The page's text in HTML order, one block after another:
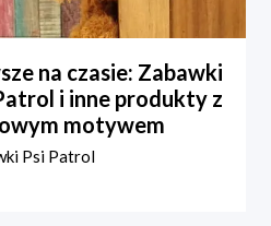
na czasie: Zabawki
i inne produkty z
motywem
Psi Patrol